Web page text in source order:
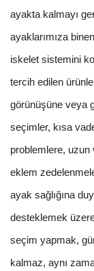
ayakta kalmayı
ayaklarımıza
iskelet sistemini
tercih edilen
görünüşüne veya
seçimler, kısa
problemlere, uzun
eklem
ayak sağlığına
desteklemek
seçim yapmak,
kalmaz, aynı